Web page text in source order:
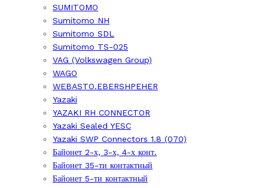
SUMITOMO
Sumitomo NH
Sumitomo SDL
Sumitomo TS-025
VAG (Volkswagen Group)
WAGO
WEBASTO.EBERSHPEHER
Yazaki
YAZAKI RH CONNECTOR
Yazaki Sealed YESC
Yazaki SWP Connectors 1.8 (070)
Байонет 2-х, 3-х, 4-х конт.
Байонет 35-ти контактный
Байонет 5-ти контактный